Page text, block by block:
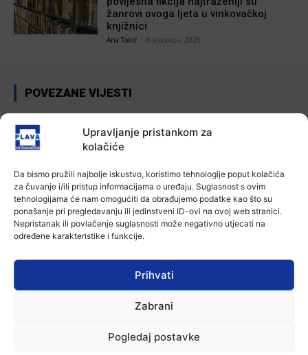
Upravljanje pristankom za
kolačiće
Da bismo pružili najbolje iskustvo, koristimo tehnologije poput kolačića
za čuvanje i/ili pristup informacijama o uređaju. Suglasnost s ovim
tehnologijama će nam omogućiti da obrađujemo podatke kao što su
ponašanje pri pregledavanju ili jedinstveni ID-ovi na ovoj web stranici.
Nepristanak ili povlačenje suglasnosti može negativno utjecati na
određene karakteristike i funkcije.
Prihvati
Zabrani
Pogledaj postavke
žanrovi ovoga ljeta u vinkovačkoj
knjižnici
Ana Tokić 6 kolovoza, 2026
POVEZANE VIJESTI
Za dva tjedna započinje još jedna
Divlja liga
Aktualno
U Županji održana Ljetna škola magije
7 kolovoza, 2026
Aktualno
6 kolovoza, 2026